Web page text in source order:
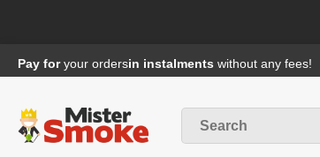
au
Pay foryour ordersin instalments without any fees!